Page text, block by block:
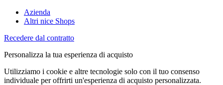
Azienda
Altri nice Shops
Recedere dal contratto
Personalizza la tua esperienza di acquisto
Utilizziamo i cookie e altre tecnologie solo con il tuo consenso
individuale per offrirti un'esperienza di acquisto personalizzata.